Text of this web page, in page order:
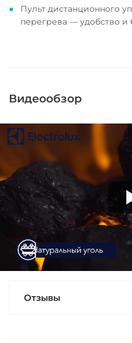
Пульт дистанционного
перегрева — удобство и
Видеообзор
Отзывы